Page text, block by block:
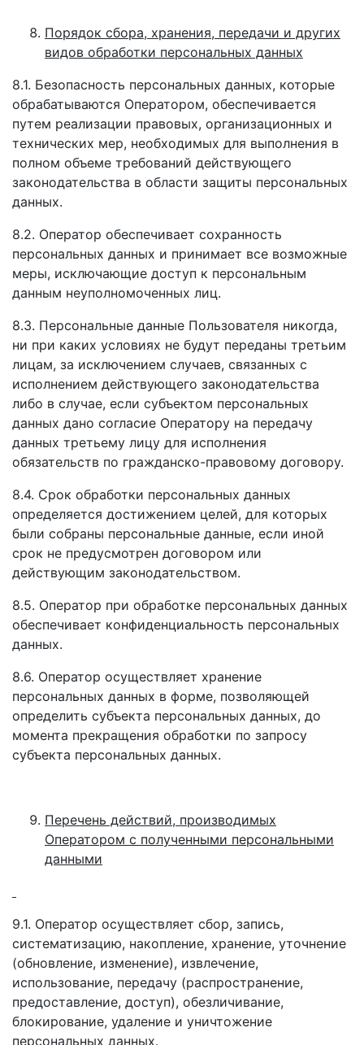
Порядок сбора, хранения, передачи и других
видов обработки персональных данных
8.1. Безопасность персональных данных, которые
обрабатываются Оператором, обеспечивается
путем реализации правовых, организационных и
технических мер, необходимых для выполнения в
полном объеме требований действующего
законодательства в области защиты персональных
данных.
8.2. Оператор обеспечивает сохранность
персональных данных и принимает все возможные
меры, исключающие доступ к персональным
данным неуполномоченных лиц.
8.3. Персональные данные Пользователя никогда,
ни при каких условиях не будут переданы третьим
лицам, за исключением случаев, связанных с
исполнением действующего законодательства
либо в случае, если субъектом персональных
данных дано согласие Оператору на передачу
данных третьему лицу для исполнения
обязательств по гражданско-правовому договору.
8.4. Срок обработки персональных данных
определяется достижением целей, для которых
были собраны персональные данные, если иной
срок не предусмотрен договором или
действующим законодательством.
8.5. Оператор при обработке персональных данных
обеспечивает конфиденциальность персональных
данных.
8.6. Оператор осуществляет хранение
персональных данных в форме, позволяющей
определить субъекта персональных данных, до
момента прекращения обработки по запросу
субъекта персональных данных.
Перечень действий, производимых
Оператором с полученными персональными
данными
9.1. Оператор осуществляет сбор, запись,
систематизацию, накопление, хранение, уточнение
(обновление, изменение), извлечение,
использование, передачу (распространение,
предоставление, доступ), обезличивание,
блокирование, удаление и уничтожение
персональных данных.